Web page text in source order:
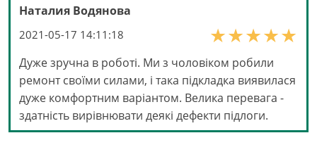
Наталия Водянова
2021-05-17 14:11:18
Дуже зручна в роботі. Ми з чоловіком робили
ремонт своїми силами, і така підкладка виявилася
дуже комфортним варіантом. Велика перевага -
здатність вирівнювати деякі дефекти підлоги.